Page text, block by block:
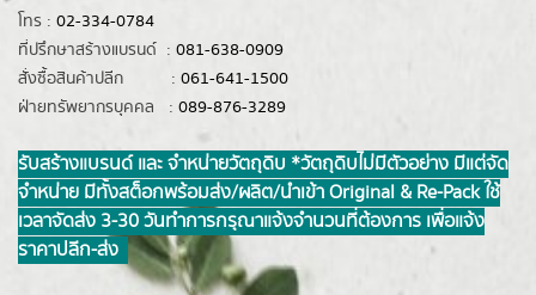
โทร : 02-334-0784
ที่ปรึกษาสร้างแบรนด์ : 081-638-0909
สั่งซื้อสินค้าปลีก : 061-641-1500
ฝ่ายทรัพยากรบุคคล : 089-876-3289
รับสร้างแบรนด์ และ จำหน่ายวัตถุดิบ *วัตถุดิบไม่มีตัวอย่าง มีแต่จัด
จำหน่าย มีทั้งสต็อกพร้อมส่ง/ผลิต/นำเข้า Original & Re-Pack ใช้
เวลาจัดส่ง 3-30 วันทำการ กรุณาแจ้งจำนวนที่ต้องการ เพื่อแจ้ง
ราคาปลีก-ส่ง